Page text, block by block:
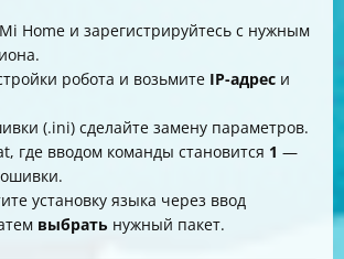
Home и зарегистрируйтесь с нужным
робота и возьмите IP-адрес и
(.ini) сделайте замену параметров.
где вводом команды становится 1 —
установку языка через ввод
выбрать нужный пакет.